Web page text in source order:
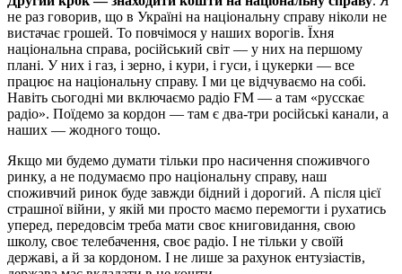
не раз говорив, що в Україні на національну справу ніколи не
вистачає грошей. То повчімося у наших ворогів. Їхня
національна справа, російський світ — у них на першому
плані. У них і газ, і зерно, і кури, і гуси, і цукерки — все
працює на національну справу. І ми це відчуваємо на собі.
Навіть сьогодні ми включаємо радіо FM — а там «русскає
радіо». Поїдемо за кордон — там є два-три російські канали, а
наших — жодного тощо.
Якщо ми будемо думати тільки про насичення споживчого
ринку, а не подумаємо про національну справу, наш
споживчий ринок буде завжди бідний і дорогий. А після цієї
страшної війни, у якій ми просто маємо перемогти і рухатись
уперед, передовсім треба мати своє книговидання, свою
школу, своє телебачення, своє радіо. І не тільки у своїй
державі, а й за кордоном. І не лише за рахунок ентузіастів,